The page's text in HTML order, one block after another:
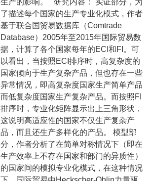
生产的影响。 研究内容： 实证部分，为
了描述每个国家的生产专业化模式，作者
基于联合国贸易数据库（Comtrade
Database）2005年至2015年国际贸易数
据，计算了各个国家每年的ECI和FI。可
以看出，当按照ECI排序时，高复杂度的
国家倾向于生产复杂产品，但也存在一些
异常情况，即高复杂度国家生产简单产品
而低复杂度国家生产复杂产品。而按照FI
排序时，专业化矩阵显示出上三角形状，
这说明高适应性的国家不仅生产复杂产
品，而且还生产多样化的产品。 模型部
分，作者分析了在简单对称情况下（即在
生产效率上不存在国家和部门的异质性）
的国家间的模拟专业化模式，在这种情况